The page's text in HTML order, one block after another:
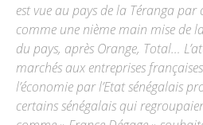
est vue au pays de la Téranga par
comme une nième main mise de
du pays, après Orange, Total…
marchés aux entreprises
l’économie par l’Etat sénégalais
certains sénégalais qui